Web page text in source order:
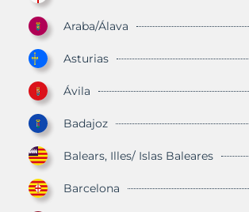
Araba/Álava
Asturias
Ávila
Badajoz
Balears, Illes/ Islas Baleares
Barcelona